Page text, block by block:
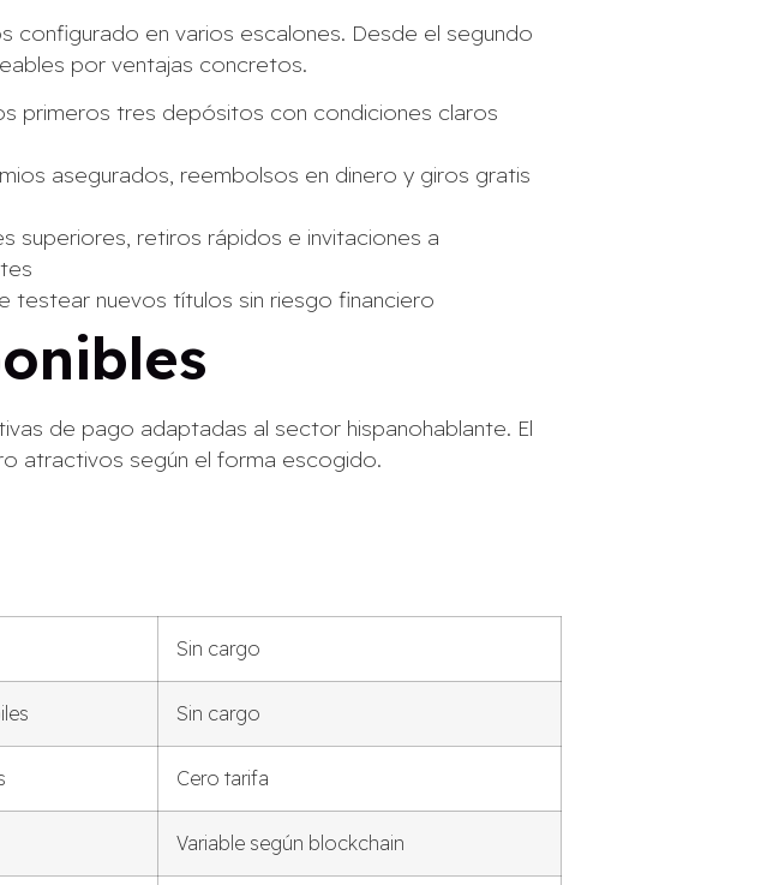
configurado en varios escalones. Desde el segundo
por ventajas concretos.
primeros tres depósitos con condiciones claros
asegurados, reembolsos en dinero y giros gratis
superiores, retiros rápidos e invitaciones a
testear nuevos títulos sin riesgo financiero
de pago adaptadas al sector hispanohablante. El
atractivos según el forma escogido.
Sin cargo
Sin cargo
Cero tarifa
Variable según blockchain